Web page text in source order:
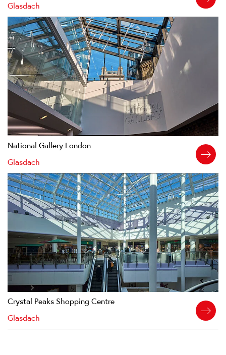
Glasdach
National Gallery London
Glasdach
Crystal Peaks Shopping Centre
Glasdach